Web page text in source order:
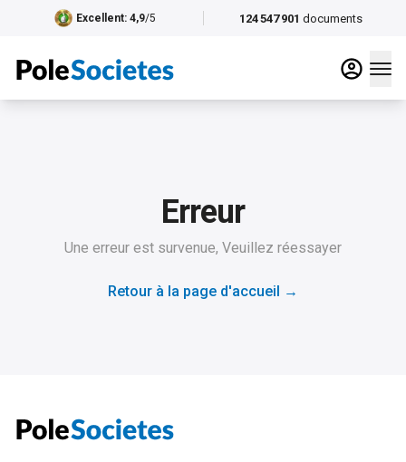
124 547 901 documents
Excellent: 4,9/5
Erreur
Une erreur est survenue, Veuillez réessayer
Retour à la page d'accueil →